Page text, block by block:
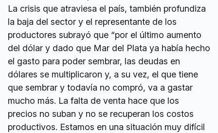
La crisis que atraviesa el país, también profundiza
la baja del sector y el representante de los
productores subrayó que “por el último aumento
del dólar y dado que Mar del Plata ya había hecho
el gasto para poder sembrar, las deudas en
dólares se multiplicaron y, a su vez, el que tiene
que sembrar y todavía no compró, va a gastar
mucho más. La falta de venta hace que los
precios no suban y no se recuperan los costos
productivos. Estamos en una situación muy difícil